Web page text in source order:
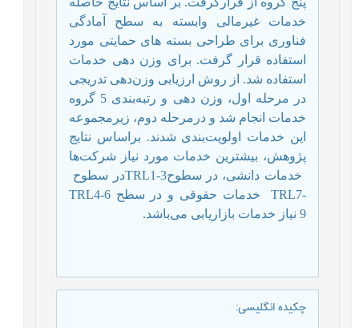
خدمات غیرمالی وابسته به سطح آمادگی
فناوری برای طراحی بسته های حمایتی مورد
استفاده قرار گرفت. برای وزن دهی خدمات
از روش ارزیابی ‌وزن‌دهی ‌تدریجی
استفاده شد.
در مرحله اول، وزن دهی و رتبه‌بندی 5 گروه
خدمات انجام شد و درمرحله دوم، زیرمجموعه
این خدمات اولویت‌بندی شدند. بر‌اساس نتایج
پژوهش، بیشترین خدمات مورد نیاز شرکت‌ها
در سطوحTRL1-3خدمات دانشی، در سطوح
TRL4-6 خدمات حقوقی و در سطح
TRL7-
9نیاز خدمات بازاریابی می‌باشد.
چکیده انگلیسی: